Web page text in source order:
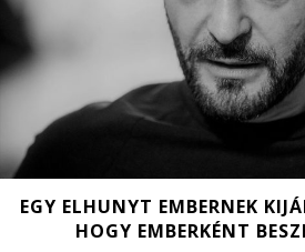
EGY ELHUNYT EMBERNEK
HOGY EMBERKÉNT